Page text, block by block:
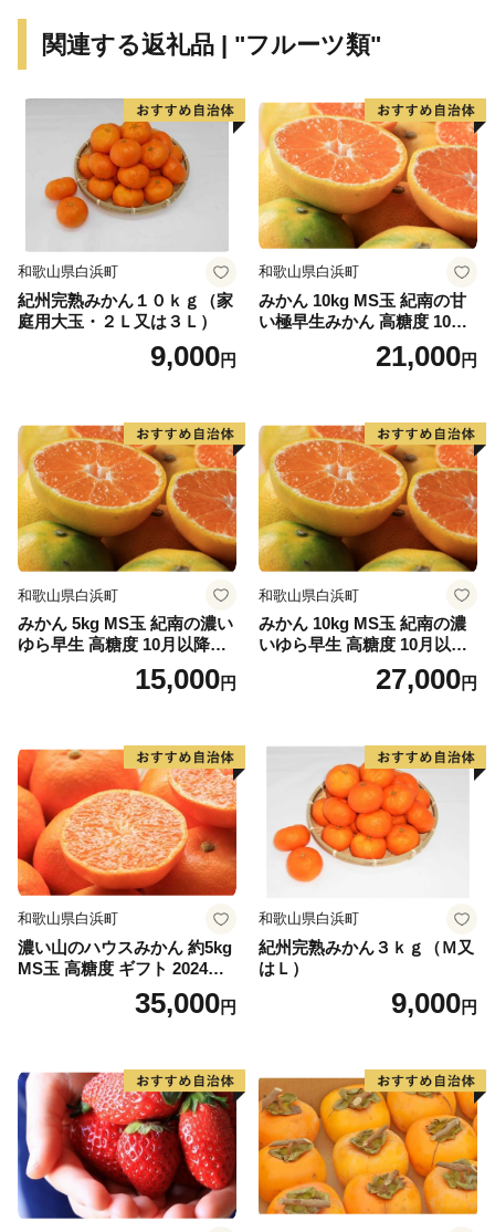
をお迎えいたします。
際には、皆様からのご支援によってさらに魅力の増した
磐梯町を感じていただければ幸いです。
関連する返礼品 | "フルーツ類"
和歌山県白浜町
紀州完熟みかん１０ｋｇ（家
庭用大玉・２Ｌ又は３Ｌ）
9,000円
和歌山県白浜町
みかん 10kg MS玉 紀南の甘
い極早生みかん 高糖度 10月
以降発送 マルチ被覆栽培
21,000円
和歌山県白浜町
みかん 5kg MS玉 紀南の濃い
ゆら早生 高糖度 10月以降発
送 マルチ被覆栽培15,000円
和歌山県白浜町
みかん 10kg MS玉 紀南の濃
いゆら早生 高糖度 10月以降
発送 マルチ被覆栽培27,000円
和歌山県白浜町
濃い山のハウスみかん 約5kg
MS玉 高糖度 ギフト 2024年7
35,000円
和歌山県白浜町
紀州完熟みかん３ｋｇ（Ｍ又
はＬ）
9,000円